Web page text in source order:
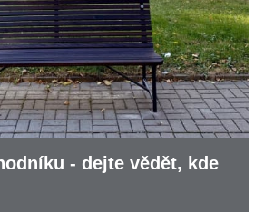
- dejte vědět, kde